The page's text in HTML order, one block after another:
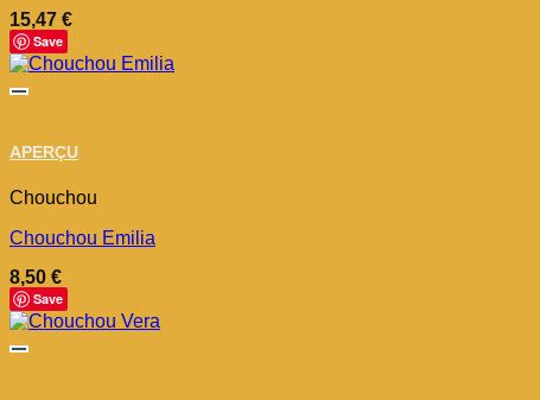
15,47 €
Save
APERÇU
Chouchou
Chouchou Emilia
8,50 €
Save